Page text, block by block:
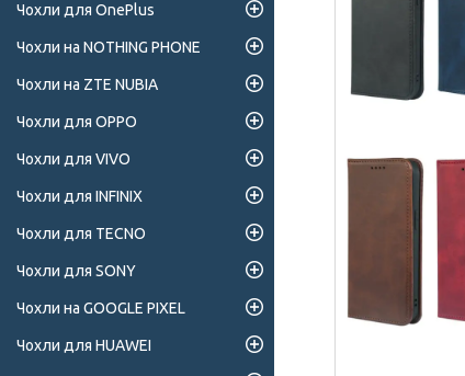
Чохли для OnePlus
Чохли на NOTHING PHONE
Чохли на ZTE NUBIA
Чохли для OPPO
Чохли для VIVO
Чохли для INFINIX
Чохли для TECNO
Чохли для SONY
Чохли на GOOGLE PIXEL
Чохли для HUAWEI